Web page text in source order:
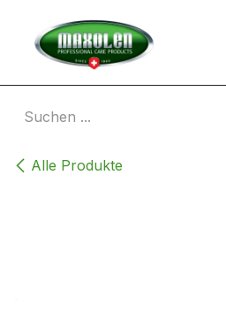
Alle Produkte